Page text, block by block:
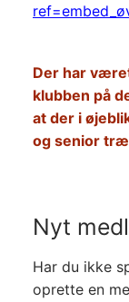
ref=embed_
Der har
klubben på
at der i
og senior
Nyt
Har du ikke
oprette en